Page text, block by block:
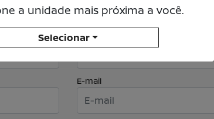
Nome completo
E-mail
a unidade mais próxima a você.
Selecionar